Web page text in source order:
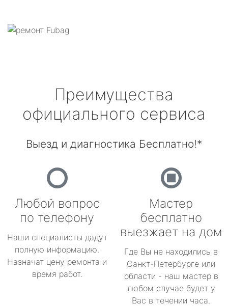
Преимущества
официального сервиса
Выезд и диагностика Бесплатно!*
Любой вопрос
по телефону
Наши специалисты дадут
полную информацию.
Назначат цену ремонта и
время работ.
Мастер
бесплатно
выезжает на дом
Где Вы не находились в
Санкт-Петербурге или
области - наш мастер в
любом случае будет у
Вас в течении часа.